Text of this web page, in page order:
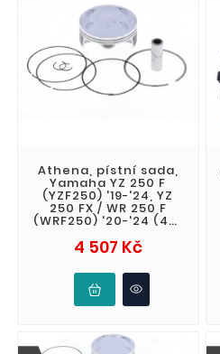
Athena, pístní sada,
Yamaha YZ 250 F
(YZF250) '19-'24, YZ
250 FX / WR 250 F
(WRF250) '20-'24 (4T)
(STD. + 5,00mm
4 507 KčCena